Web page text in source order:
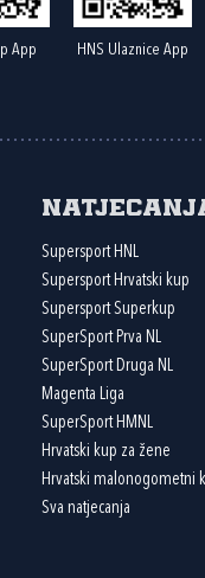
App HNS Ulaznice App
Supersport HNL
Supersport Hrvatski kup
Supersport Superkup
SuperSport Prva NL
SuperSport Druga NL
Magenta Liga
SuperSport HMNL
Hrvatski kup za žene
Hrvatski malonogometni
Sva natjecanja